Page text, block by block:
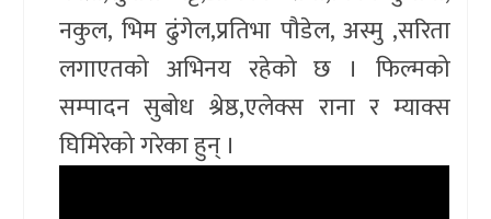
नकुल, भिम ढुंगेल,प्रतिभा पौडेल, अस्मु ,सरिता
लगाएतको अभिनय रहेको छ । फिल्मको
सम्पादन सुबोध श्रेष्ठ,एलेक्स राना र म्याक्स
घिमिरेको गरेका हुन् ।